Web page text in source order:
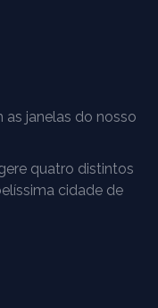
as janelas do nosso
quatro distintos
cidade de